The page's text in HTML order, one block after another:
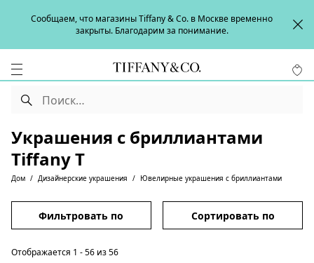
Сообщаем, что магазины Tiffany & Co. в Москве временно
закрыты. Благодарим за понимание.
Украшения с бриллиантами
Tiffany T
Дом Дизайнерские украшения Ювелирные украшения с бриллиантами
Фильтровать по Сортировать по
Отображается 1 -56 из56